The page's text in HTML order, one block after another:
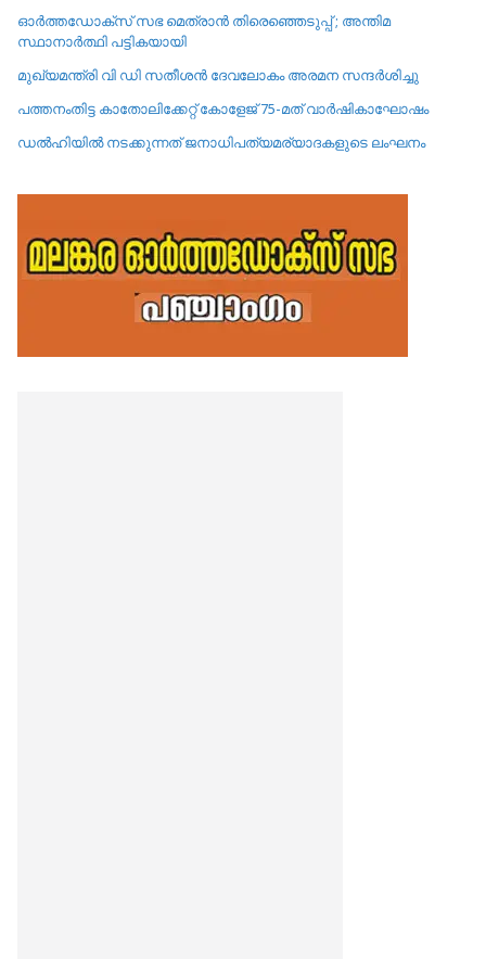
ഓർത്തഡോക്സ് സഭ മെത്രാൻ തിരെഞ്ഞെടുപ്പ് ; അന്തിമ
സ്ഥാനാർത്ഥി പട്ടികയായി
മുഖ്യമന്ത്രി വി ഡി സതീശൻ ദേവലോകം അരമന സന്ദർശിച്ചു
പത്തനംതിട്ട കാതോലിക്കേറ്റ്‌ കോളേജ്‌ 75-മത് വാർഷികാഘോഷം
ഡൽഹിയിൽ നടക്കുന്നത് ജനാധിപത്യമര്യാദകളുടെ ലംഘനം